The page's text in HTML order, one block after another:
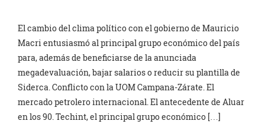
El cambio del clima político con el gobierno de Mauricio
Macri entusiasmó al principal grupo económico del país
para, además de beneficiarse de la anunciada
megadevaluación, bajar salarios o reducir su plantilla de
Siderca. Conflicto con la UOM Campana-Zárate. El
mercado petrolero internacional. El antecedente de Aluar
en los 90. Techint, el principal grupo económico […]